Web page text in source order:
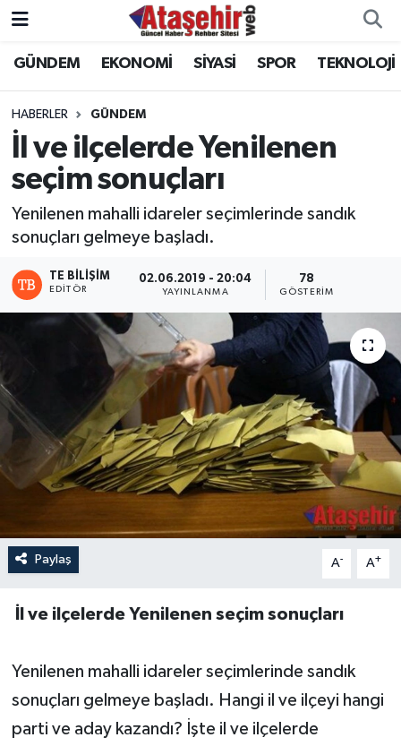
GÜNDEM EKONOMİ SİYASİ SPOR TEKNOLOJİ
HABERLER GÜNDEM
İl ve ilçelerde Yenilenen
seçim sonuçları
Yenilenen mahalli idareler seçimlerinde sandık
sonuçları gelmeye başladı.
TE BILIŞIM
EDITÖR
02.06.2019 - 20:04
YAYINLANMA
78
GÖSTERIM
Paylaş A- A+
İl ve ilçelerde Yenilenen seçim sonuçları
Yenilenen mahalli idareler seçimlerinde sandık
sonuçları gelmeye başladı. Hangi il ve ilçeyi hangi
parti ve aday kazandı? İşte il ve ilçelerde
Hava Durumu
Trafik Durumu
Süper Lig Puan Durumu ve Fikstür
Tüm Manşetler
Son Dakika Haberleri
Haber Arşivi